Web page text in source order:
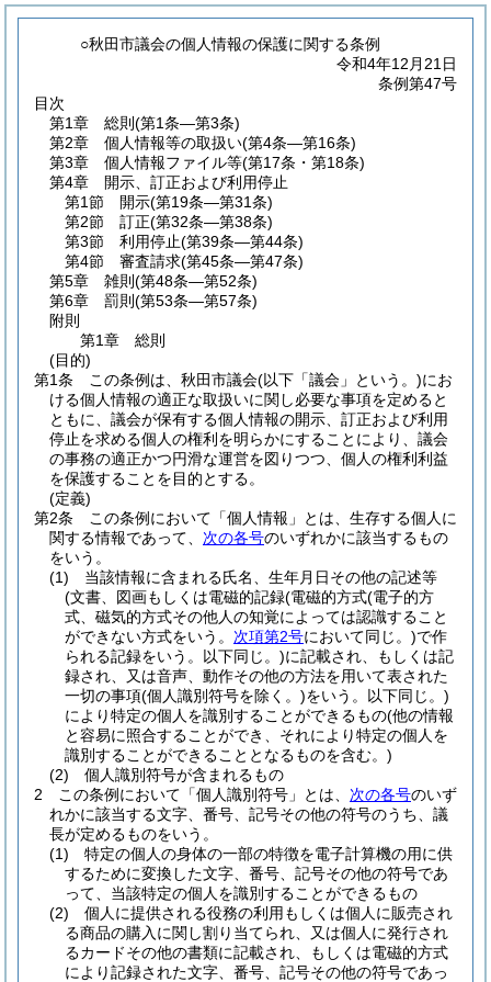
○秋田市議会の個人情報の保護に関する条例
令和4年12月21日
条例第47号
目次
第1章
総則 (第1条―第3条)
第2章
個人情報等の取扱い(第4条―第16条)
第3章
個人情報ファイル等(第17条・第18条)
第4章
開示、訂正および利用停止
第1節
開示(第19条―第31条)
第2節
訂正(第32条―第38条)
第3節
利用停止(第39条―第44条)
第4節
審査請求(第45条―第47条)
第5章
雑則 (第48条―第52条)
第6章
罰則 (第53条―第57条)
附則
第1章
総則
(目的)
第1条
この条例は、秋田市議会(以下「議会」という。)にお
ける個人情報の適正な取扱いに関し必要な事項を定めると
ともに、議会が保有する個人情報の開示、訂正および利用
停止を求める個人の権利を明らかにすることにより、議会
の事務の適正かつ円滑な運営を図りつつ、個人の権利利益
を保護することを目的とする。
(定義)
第2条
この条例において「個人情報」とは、生存する個人に
関する情報であって、 次の各号のいずれかに該当するもの
をいう。
(1)
当該情報に含まれる氏名、生年月日その他の記述等
(文書、図画もしくは電磁的記録(電磁的方式(電子的方
式、磁気的方式その他人の知覚によっては認識すること
ができない方式をいう。 次項第2号において同じ。)で作
られる記録をいう。以下同じ。)に記載され、もしくは記
録され、又は音声、動作その他の方法を用いて表された
一切の事項(個人識別符号を除く。)をいう。以下同じ。)
により特定の個人を識別することができるもの(他の情報
と容易に照合することができ、それにより特定の個人を
識別することができることとなるものを含む。)
(2)
個人識別符号が含まれるもの
2
この条例において「個人識別符号」とは、 次の各号のいず
れかに該当する文字、番号、記号その他の符号のうち、議
長が定めるものをいう。
(1)
特定の個人の身体の一部の特徴を電子計算機の用に供
するために変換した文字、番号、記号その他の符号であ
って、当該特定の個人を識別することができるもの
(2)
個人に提供される役務の利用もしくは個人に販売され
る商品の購入に関し割り当てられ、又は個人に発行され
るカードその他の書類に記載され、もしくは電磁的方式
により記録された文字、番号、記号その他の符号であっ